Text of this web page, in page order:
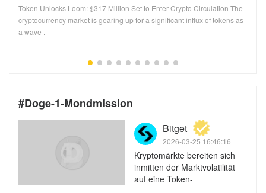
317 Millionen US-Dollar vor
Token Unlocks Loom: $317 Million Set to Enter Crypto Circulation The
cryptocurrency market is gearing up for a significant influx of tokens as
a wave .
#Doge-1-Mondmission
Bitget
2026-03-25 16:46:16
Kryptomärkte bereiten sich
inmitten der Marktvolatilität
auf eine Token-